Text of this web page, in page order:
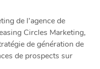
de l’agence de
Circles Marketing,
de génération de
de prospects sur